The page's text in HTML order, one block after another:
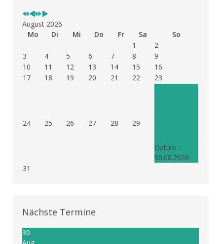
August 2026
Mo
Di Mi Do Fr Sa
So
1
2
3
4 5 6 7 8
9
10
11 12 13 14 15
16
17
18 19 20 21 22 23
24 25 26 27 28 29
Datum :
30.08.2026
31
Nächste Termine
30